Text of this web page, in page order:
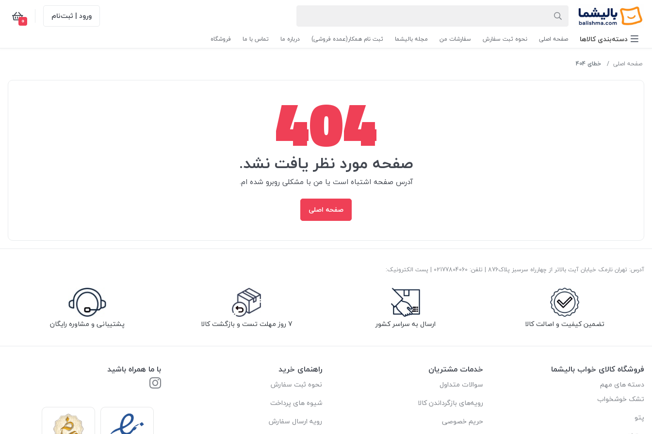
ورود | ثبت‌نام 0
دسته‌بندی‌ کالاها صفحه اصلی نحوه ثبت سفارش سفارشات من مجله بالیشما ثبت نام همکار(عمده فروشی) درباره ما تماس با ما فروشگاه
صفحه اصلی خطای 404
404
صفحه مورد نظر یافت نشد.
آدرس صفحه اشتباه است یا من با مشکلی روبرو شده ام.
صفحه اصلی
آدرس: تهران نارمک خیابان آیت بالاتر از چهارراه سرسبز پلاک876 | تلفن: ‎02177804060 | پست الکترونیک:
تضمین کیفیت و اصالت کالا ارسال به سراسر کشور 7 روز مهلت تست و بازگشت کالا پشتیبانی و مشاوره رایگان
فروشگاه کالای خواب بالیشما
دسته های مهم
تشک خوشخواب
پتو
خدمات مشتریان
سوالات متداول
رویه‌های بازگرداندن کالا
حریم خصوصی
راهنمای خرید
نحوه ثبت سفارش
شیوه های پرداخت
رویه ارسال سفارش
با ما همراه باشید